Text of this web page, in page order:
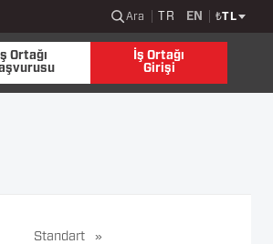
Ara TR EN ₺TL
İş Ortağı
İş Ortağı
Girişi
Standart